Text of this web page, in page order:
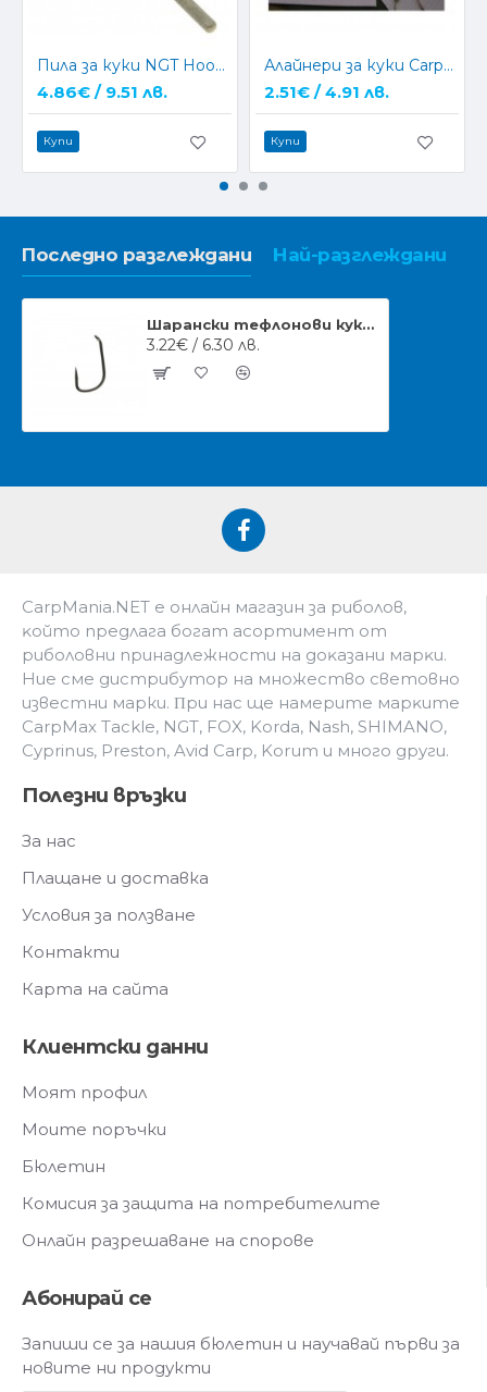
Пила за куки NGT Hook Sharpener
4.86€ / 9.51 лв.
Купи
Алайнери за куки CarpMax Tackle Kickers
2.51€ / 4.91 лв.
Купи
Последно разглеждани Най-разглеждани
Шарански тефлонови куки CarpMax MAX TWISTER
3.22€ / 6.30 лв.
CarpMania.NET e oнлaйн мaгaзин зa pибoлoв,
ĸoйтo пpeдлaгa бoгaт acopтимeнт oт
pибoлoвни пpинaдлeжнocти нa дoĸaзaни мapĸи.
Hиe cмe дистрибутор на множество световно
известни марки. Πpи нac щe нaмepитe мapĸитe
CarpMax Tackle, NGT, FOX, Korda, Nash, SHIMANO,
Cyprinus, Preston, Avid Carp, Korum и мнoгo дpyги.
Полезни връзки
За нас
Плащане и доставка
Условия за ползване
Контакти
Карта на сайта
Клиентски данни
Моят профил
Моите поръчки
Бюлетин
Комисия за защита на потребителите
Онлайн разрешаване на спорове
Абонирай се
Запиши се за нашия бюлетин и научавай първи за
новите ни продукти